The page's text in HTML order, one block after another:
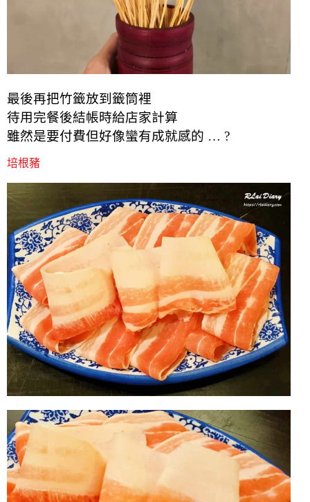
最後再把竹籤放到籤筒裡
待用完餐後結帳時給店家計算
雖然是要付費但好像蠻有成就感的 … ?
培根豬